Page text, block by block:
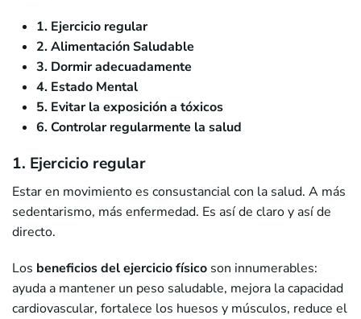
1. Ejercicio regular
2. Alimentación Saludable
3. Dormir adecuadamente
4. Estado Mental
5. Evitar la exposición a tóxicos
6. Controlar regularmente la salud
1. Ejercicio regular
Estar en movimiento es consustancial con la salud. A más
sedentarismo, más enfermedad. Es así de claro y así de
directo.
Los beneficios del ejercicio físico son innumerables:
ayuda a mantener un peso saludable, mejora la capacidad
cardiovascular, fortalece los huesos y músculos, reduce el